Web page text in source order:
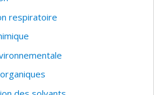
respiratoire